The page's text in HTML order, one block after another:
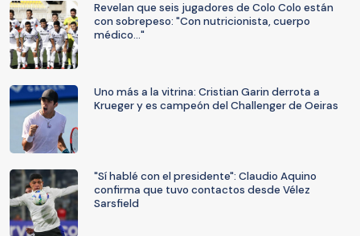
Revelan que seis jugadores de Colo Colo están
con sobrepeso: "Con nutricionista, cuerpo
médico..."
Uno más a la vitrina: Cristian Garin derrota a
Krueger y es campeón del Challenger de Oeiras
"Sí hablé con el presidente": Claudio Aquino
confirma que tuvo contactos desde Vélez
Sarsfield